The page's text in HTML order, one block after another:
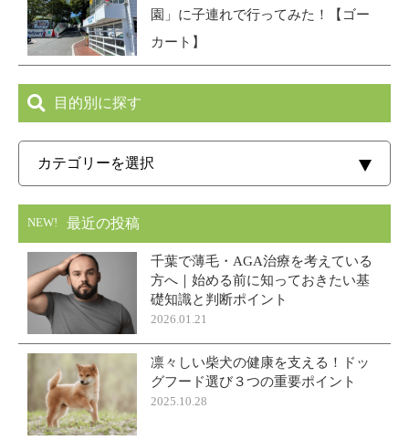
園」に子連れで行ってみた！【ゴー
カート】
目的別に探す
NEW! 最近の投稿
千葉で薄毛・AGA治療を考えている
方へ｜始める前に知っておきたい基
礎知識と判断ポイント
2026.01.21
凛々しい柴犬の健康を支える！ドッ
グフード選び３つの重要ポイント
2025.10.28